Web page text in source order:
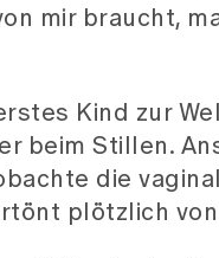
mir braucht,
Kind zur
beim Stillen.
die
plötzlich